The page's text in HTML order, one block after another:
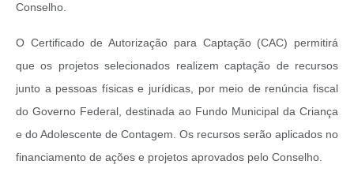
Conselho.
O Certificado de Autorização para Captação (CAC) permitirá
que os projetos selecionados realizem captação de recursos
junto a pessoas físicas e jurídicas, por meio de renúncia fiscal
do Governo Federal, destinada ao Fundo Municipal da Criança
e do Adolescente de Contagem. Os recursos serão aplicados no
financiamento de ações e projetos aprovados pelo Conselho.